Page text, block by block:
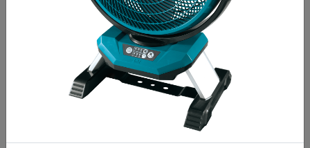
Akkumulátoros rádiók
Aligátorfűrész gépek
Akkumulátoros Pumpák
Áramfejlesztők
Betoncsiszoló,Betonömörítő gépek
Betonkeverők